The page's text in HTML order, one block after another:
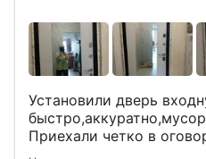
Установили дверь
Приехали четко в
вежливые,деликатные рабочие .Все